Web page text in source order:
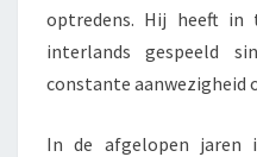
optredens. Hij heeft
interlands gespeeld
constante aanwezigheid
In de afgelopen jaren